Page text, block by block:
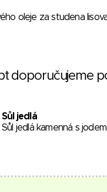
oleje za studena
doporučujeme
Sůl jedlá
Sůl jedlá kamenná s